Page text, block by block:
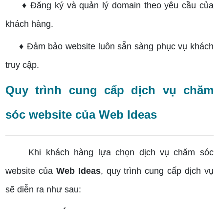
♦ Đăng ký và quản lý domain theo yêu cầu của
khách hàng.
♦ Đảm bảo website luôn sẵn sàng phục vụ khách
truy cập.
Quy trình cung cấp dịch vụ chăm
sóc website của Web Ideas
Khi khách hàng lựa chọn dịch vụ chăm sóc
website của Web Ideas, quy trình cung cấp dịch vụ
sẽ diễn ra như sau: